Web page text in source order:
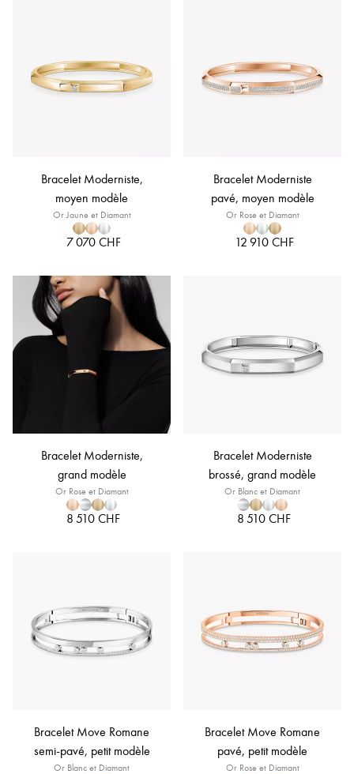
Bracelet Moderniste,
moyen modèle
Or Jaune et Diamant
7 070 CHF
Bracelet Moderniste
pavé, moyen modèle
Or Rose et Diamant
12 910 CHF
Bracelet Moderniste,
grand modèle
Or Rose et Diamant
8 510 CHF
Bracelet Moderniste
brossé, grand modèle
Or Blanc et Diamant
8 510 CHF
Bracelet Move Romane
semi-pavé, petit modèle
Or Blanc et Diamant
Bracelet Move Romane
pavé, petit modèle
Or Rose et Diamant